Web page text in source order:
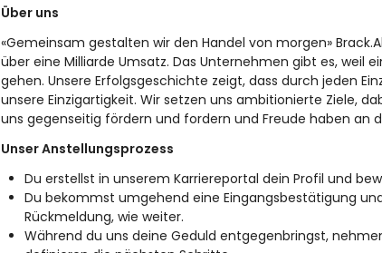
Über uns
«Gemeinsam gestalten wir den Handel von morgen»
über eine Milliarde Umsatz. Das Unternehmen gibt es, weil
gehen. Unsere Erfolgsgeschichte zeigt, dass durch jeden
unsere Einzigartigkeit. Wir setzen uns ambitionierte Ziele,
uns gegenseitig fördern und fordern und Freude haben an
Unser Anstellungsprozess
Du erstellst in unserem Karriereportal dein Profil und
Du bekommst umgehend eine Eingangsbestätigung
Rückmeldung, wie weiter.
Während du uns deine Geduld entgegenbringst,